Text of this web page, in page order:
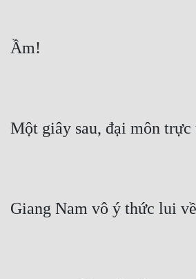
Ầm!
Một giây sau, đại môn trực
Giang Nam vô ý thức lui